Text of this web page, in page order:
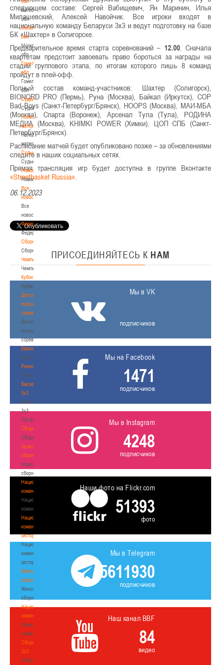
Витебская
обл
Могилевская
обл
Могилевская
обл
Гомельская
обл
Гомельская
обл
Судейство
Судейство
Полезные
материалы
Полезные
материалы
Судьи
Судьи
Новости
Новости
Все
новости
Все
новости
Федерация
Федерация
Сборные
Сборные
Чемпионат
Чемпионат
Кубок
Кубок
Детско-
юношеские
соревнования
Детско-
юношеские
соревнования
Еврокубки
Еврокубки
Разное
Разное
Баскетбол
3х3
Баскетбол
3х3
Лого[modid=121]
Сборные
Сборные
Мужские
сборные
Мужские
сборные
Национальная
команда
Национальная
команда
Национальная
команда
(история)
Национальная
команда
(история)
Женские
сборные
Женские
сборные
Национальная
команда
Национальная
команда
Сборные
3х3
Сборные
следующем составе: Сергей Вабищевич, Ян Маринин, Илья
Милашевский, Алексей Навойчик. Все игроки входят в
национальную команду Беларуси 3х3 и ведут подготовку на базе
БК ​​«Шахтер» в Солигорске.
Предварительное время старта соревнований – 12.00. Сначала
квартетам предстоит завоевать право бороться за награды на
стадии группового этапа, по итогам которого лишь 8 команд
пройдут в плей-офф.
Полный состав команд-участников: Шахтер (Солигорск),
BIONORD PRO (Пермь), Руна (Москва), Байкал (Иркутск), COP
Bad Boys (Санкт-Петербург/Брянск), HOOPS (Москва), МАИ-МБА
(Москва), Спарта (Воронеж), Арсенал Тула (Тула), РОДИНА
МЕДИА (Москва), KHIMKI POWER (Химки), ЦОП СПБ (Санкт-
Петербург/Брянск).
Расписание матчей будет опубликовано позже – за обновлениями
следите в наших социальных сетях.
Прямая трансляция игр будет доступна в группе Вконтакте
«Streetbasket Russia»
06.12.2023
ПРИСОЕДИНЯЙТЕСЬ К НАМ
Мы в VK
подписчиков
Мы на Facebook
1471
подписчиков
Мы в Instagram
4248
подписчиков
Наши фото на Flickr.com
51393
фото
Мы в Telegram
5611930
подписчиков
Наш канал BBF
84
видео